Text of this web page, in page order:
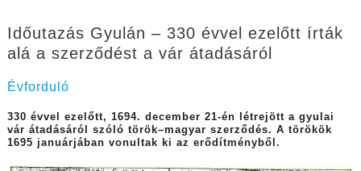
Időutazás Gyulán – 330 évvel ezelőtt írták
alá a szerződést a vár átadásáról
Évforduló
330 évvel ezelőtt, 1694. december 21-én létrejött a gyulai
vár átadásáról szóló török–magyar szerződés. A törökök
1695 januárjában vonultak ki az erődítményből.